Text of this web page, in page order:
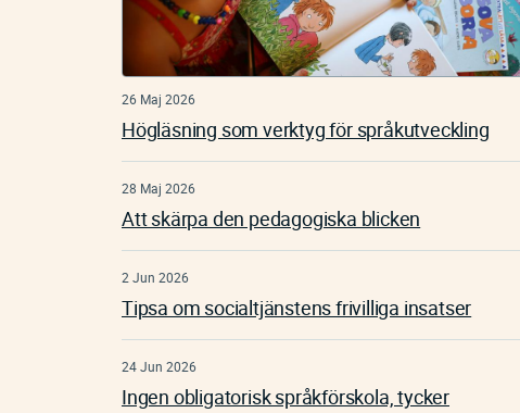
26 Maj 2026
Högläsning som verktyg för språkutveckling
28 Maj 2026
Att skärpa den pedagogiska blicken
2 Jun 2026
Tipsa om socialtjänstens frivilliga insatser
24 Jun 2026
Ingen obligatorisk språkförskola, tycker